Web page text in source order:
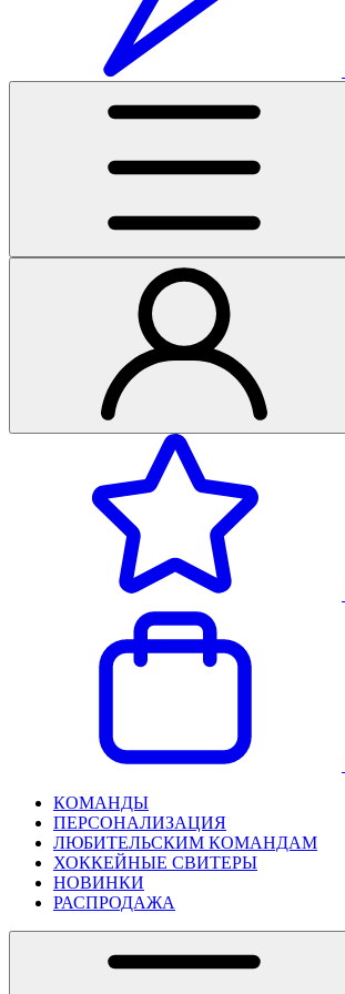
КОМАНДЫ
ПЕРСОНАЛИЗАЦИЯ
ЛЮБИТЕЛЬСКИМ КОМАНДАМ
ХОККЕЙНЫЕ СВИТЕРЫ
НОВИНКИ
РАСПРОДАЖА